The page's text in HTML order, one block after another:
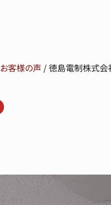
お客様の声 /徳島電制株式会